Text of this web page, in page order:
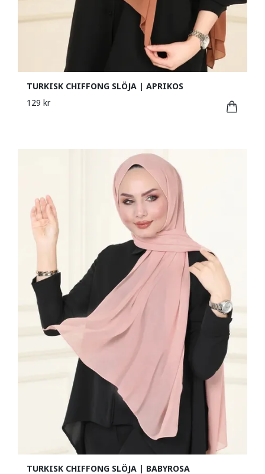
TURKISK CHIFFONG SLÖJA | APRIKOS
129 kr
TURKISK CHIFFONG SLÖJA | BABYROSA